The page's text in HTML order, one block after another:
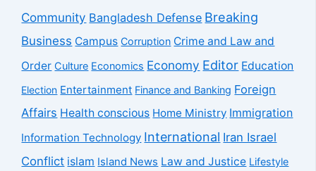
Community Bangladesh Defense Breaking
Business Campus Corruption Crime and Law and
Order Culture Economics Economy Editor Education
Election Entertainment Finance and Banking Foreign
Affairs Health conscious Home Ministry Immigration
Information Technology International Iran Israel
Conflict islam Island News Law and Justice Lifestyle